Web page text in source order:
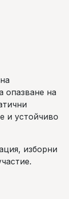
опазване на
и устойчиво
изборни